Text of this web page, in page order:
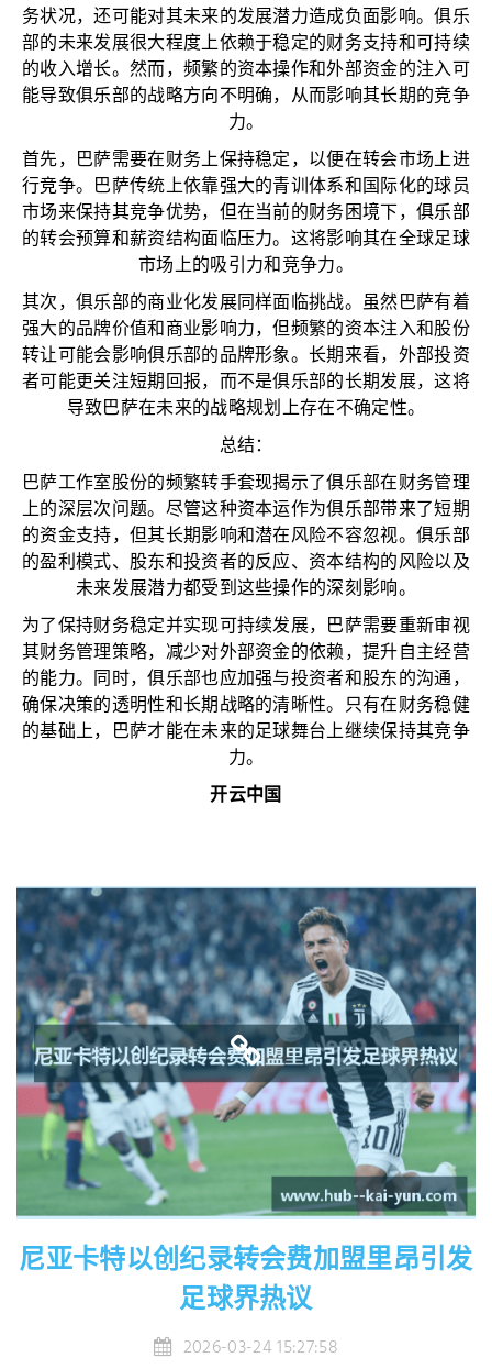
务状况，还可能对其未来的发展潜力造成负面影响。俱乐
部的未来发展很大程度上依赖于稳定的财务支持和可持续
的收入增长。然而，频繁的资本操作和外部资金的注入可
能导致俱乐部的战略方向不明确，从而影响其长期的竞争
力。
首先，巴萨需要在财务上保持稳定，以便在转会市场上进
行竞争。巴萨传统上依靠强大的青训体系和国际化的球员
市场来保持其竞争优势，但在当前的财务困境下，俱乐部
的转会预算和薪资结构面临压力。这将影响其在全球足球
市场上的吸引力和竞争力。
其次，俱乐部的商业化发展同样面临挑战。虽然巴萨有着
强大的品牌价值和商业影响力，但频繁的资本注入和股份
转让可能会影响俱乐部的品牌形象。长期来看，外部投资
者可能更关注短期回报，而不是俱乐部的长期发展，这将
导致巴萨在未来的战略规划上存在不确定性。
总结：
巴萨工作室股份的频繁转手套现揭示了俱乐部在财务管理
上的深层次问题。尽管这种资本运作为俱乐部带来了短期
的资金支持，但其长期影响和潜在风险不容忽视。俱乐部
的盈利模式、股东和投资者的反应、资本结构的风险以及
未来发展潜力都受到这些操作的深刻影响。
为了保持财务稳定并实现可持续发展，巴萨需要重新审视
其财务管理策略，减少对外部资金的依赖，提升自主经营
的能力。同时，俱乐部也应加强与投资者和股东的沟通，
确保决策的透明性和长期战略的清晰性。只有在财务稳健
的基础上，巴萨才能在未来的足球舞台上继续保持其竞争
力。
开云中国
尼亚卡特以创纪录转会费加盟里昂引发
足球界热议
2026-03-24 15:27:58